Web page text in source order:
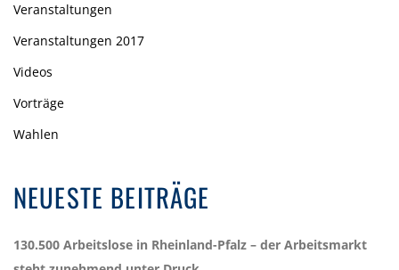
Veranstaltungen
Veranstaltungen 2017
Videos
Vorträge
Wahlen
NEUESTE BEITRÄGE
130.500 Arbeitslose in Rheinland-Pfalz – der Arbeitsmarkt